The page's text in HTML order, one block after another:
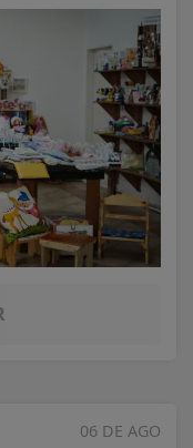
06 DE AGO